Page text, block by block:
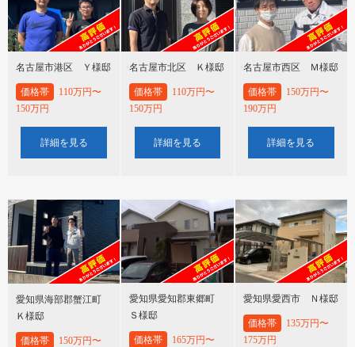
名古屋市港区 Ｙ様邸
価格帯
110万円〜
150万円
詳細を見る
名古屋市北区 Ｋ様邸
価格帯
110万円〜
150万円
詳細を見る
名古屋市西区 Ｍ様邸
価格帯
150万円〜
190万円
詳細を見る
愛知県海部郡蟹江町
Ｋ様邸
価格帯
150万円〜
愛知県愛知郡東郷町
Ｓ様邸
価格帯
165万円〜
愛知県愛西市 Ｎ様邸
価格帯
135万円〜
175万円